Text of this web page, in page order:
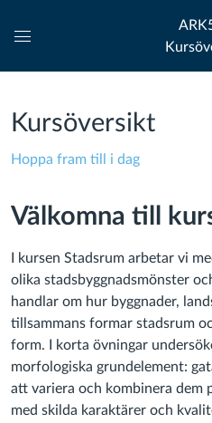
navigationsmeny
Kursöversikt
Hoppa fram till i dag
Välkomna till
I kursen Stadsrum arbetar vi
olika stadsbyggnadsmönster
handlar om hur byggnader,
tillsammans formar stadsrum
form. I korta övningar
morfologiska grundelement:
att variera och kombinera dem
med skilda karaktärer och